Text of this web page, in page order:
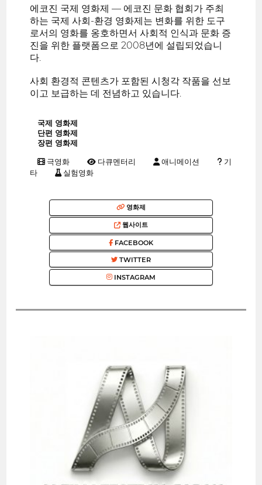
에코진 국제 영화제 — 에코진 문화 협회가 주최
하는 국제 사회-환경 영화제는 변화를 위한 도구
로서의 영화를 옹호하면서 사회적 인식과 문화 증
진을 위한 플랫폼으로 2008년에 설립되었습니
다.
사회 환경적 콘텐츠가 포함된 시청각 작품을 선보
이고 보급하는 데 전념하고 있습니다.
국제 영화제
단편 영화제
장편 영화제
극영화 다큐멘터리 애니메이션
기
타
실험영화
영화제
웹사이트
FACEBOOK
TWITTER
INSTAGRAM